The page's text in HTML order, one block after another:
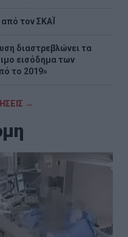
τον ΣΚΑΪ
διαστρεβλώνει τα
εισόδημα των
το 2019»
→